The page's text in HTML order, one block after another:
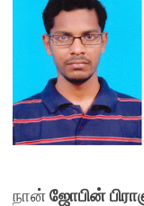
நான்ஜோபின்